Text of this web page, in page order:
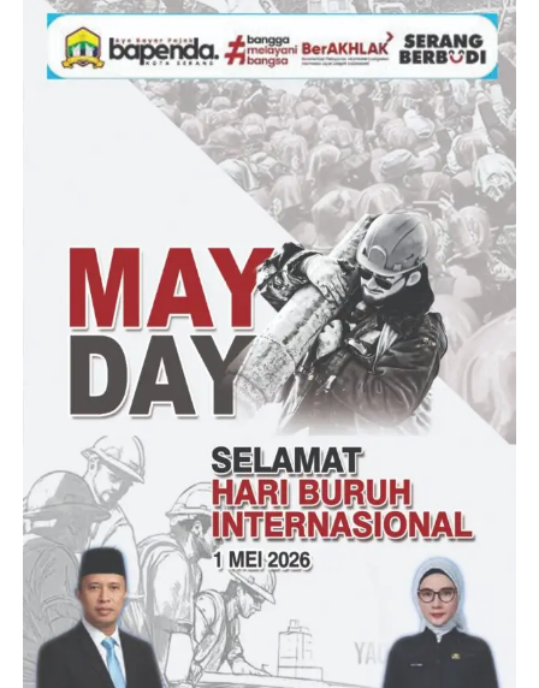
lebak, Cilegon dan Serang.
“Kita akan buat 1.000 sumur bor gratis, sumur bor ini kalau tidak
salah sudah berjalan di Kabupaten Pandeglang,” ujar Danrem.
Sama halnya dengan pengadaa embung, bantuan sumur bor
gratis tersebut tidak menggunakan anggaran pemerintah.
Bantuan sumur bor tersebut merupakan kerjasama Korem
064/MY dengan pengusaha.
“Ada pengusaha yang datang ke saya, ingin berbagi rezeki. Saya
senang karena saya suka kerja, ini akan saya rangkul ,” kata
Ia mengungkapkan, selain sumur bor, pihaknya juga akan
membangun jamban. “Dalam waktu dekat kita akan lakukan
groundbreaking atau peresmian bantuan 1.000 sumur bor gratis
dan jamban ini,” kata Tatang.
Tatang mengungkapkan, salah satu pemicu stunting adalah
ketersediaan air bersih dan jamban. Sebagai bapak stunting
Banten, ia menaruh atensi terhadap ketersediaan air bersih dan
jamban. “Pemicu stunting ini salah satunya adalah ketersediaan